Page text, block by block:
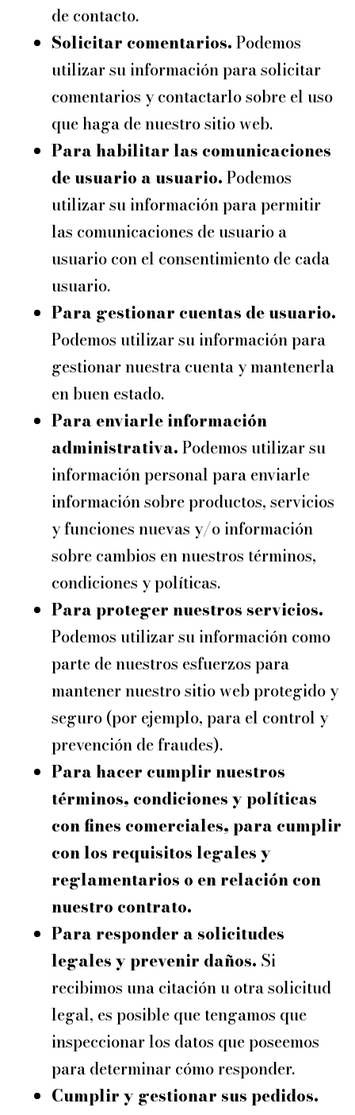
de contacto.
Solicitar comentarios.Podemos
utilizar su información para solicitar
comentarios y contactarlo sobre el uso
que haga de nuestro sitio web.
Para habilitar las comunicaciones
de usuario a usuario.Podemos
utilizar su información para permitir
las comunicaciones de usuario a
usuario con el consentimiento de cada
usuario.
Para gestionar cuentas de usuario.
Podemos utilizar su información para
gestionar nuestra cuenta y mantenerla
en buen estado.
Para enviarle información
administrativa.Podemos utilizar su
información personal para enviarle
información sobre productos, servicios
y funciones nuevas y/o información
sobre cambios en nuestros términos,
condiciones y políticas.
Para proteger nuestros servicios.
Podemos utilizar su información como
parte de nuestros esfuerzos para
mantener nuestro sitio web protegido y
seguro (por ejemplo, para el control y
prevención de fraudes).
Para hacer cumplir nuestros
términos, condiciones y políticas
con fines comerciales, para cumplir
con los requisitos legales y
reglamentarios o en relación con
nuestro contrato.
Para responder a solicitudes
legales y prevenir daños. Si
recibimos una citación u otra solicitud
legal, es posible que tengamos que
inspeccionar los datos que poseemos
para determinar cómo responder.
Cumplir y gestionar sus pedidos.